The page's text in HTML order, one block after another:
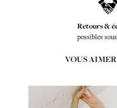
Retours &
possibles
VOUS